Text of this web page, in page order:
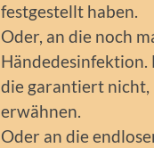
festgestellt haben.
Oder, an die noch
Händedesinfektion.
die garantiert nicht,
erwähnen.
Oder an die